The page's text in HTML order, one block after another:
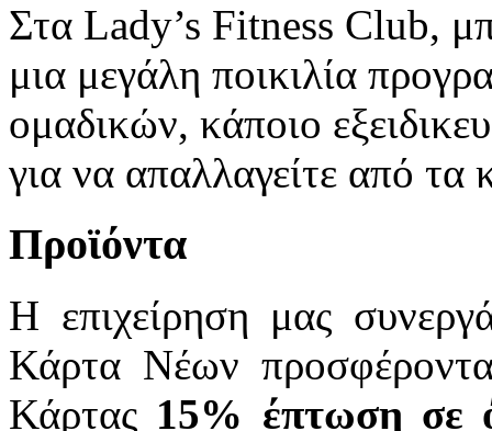
Στα Lady’s Fitness Club,
μια μεγάλη ποικιλία
ομαδικών, κάποιο
για να απαλλαγείτε από τα
Προϊόντα
Η επιχείρηση μας
Κάρτα Νέων
Κάρτας 15% έπτωση σε